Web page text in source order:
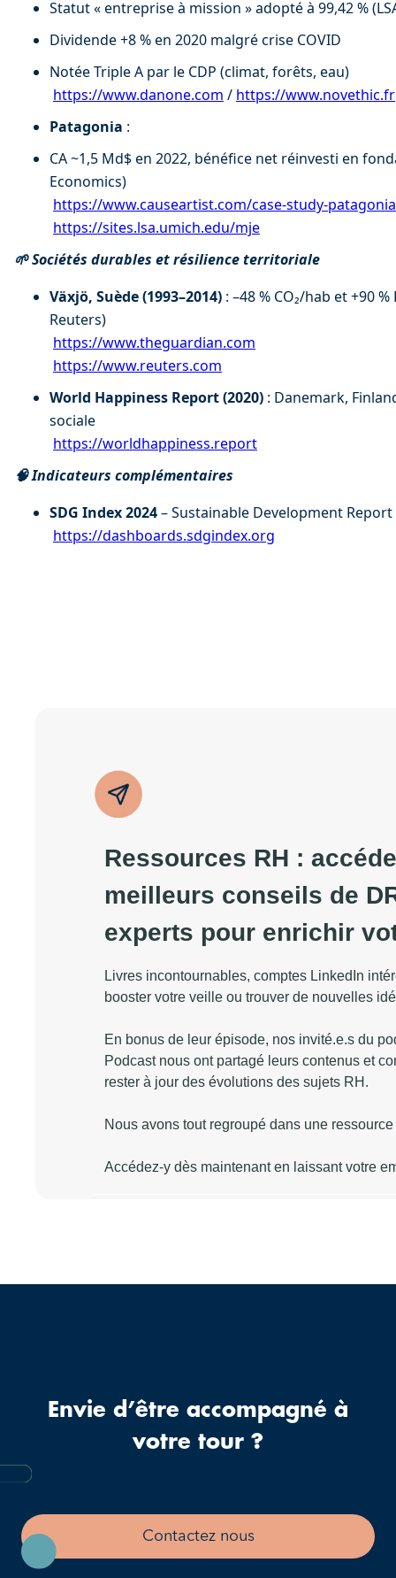
Statut « entreprise à mission » adopté à 99,42 %
Dividende +8 % en 2020 malgré crise COVID
Notée Triple A par le CDP (climat, forêts, eau)
https://www.danone.com / https://www.novethic.fr
Patagonia :
CA ~1,5 Md$ en 2022, bénéfice net réinvesti en
Economics)
https://www.causeartist.com/case-study-
https://sites.lsa.umich.edu/mje
🌱 Sociétés durables et résilience territoriale
Växjö, Suède (1993–2014) : –48 % CO₂/hab et +90
Reuters)
https://www.theguardian.com
https://www.reuters.com
World Happiness Report (2020) : Danemark,
sociale
https://worldhappiness.report
🧠 Indicateurs complémentaires
SDG Index 2024 – Sustainable Development Report
https://dashboards.sdgindex.org
Envie d’être accompagné à
votre tour ?
Contactez nous